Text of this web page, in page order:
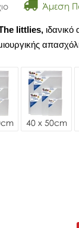
Άμεση
littlies,
40 x 50cm